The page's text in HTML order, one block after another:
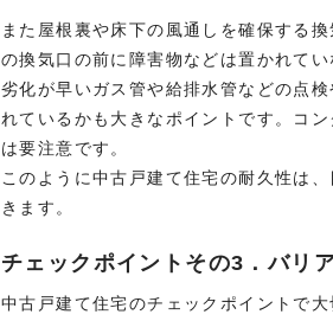
また屋根裏や床下の風通しを確保する
の換気口の前に障害物などは置かれてい
劣化が早いガス管や給排水管などの点
れているかも大きなポイントです。コ
は要注意です。
このように中古戸建て住宅の耐久性は
きます。
チェックポイントその3．バリ
中古戸建て住宅のチェックポイントで